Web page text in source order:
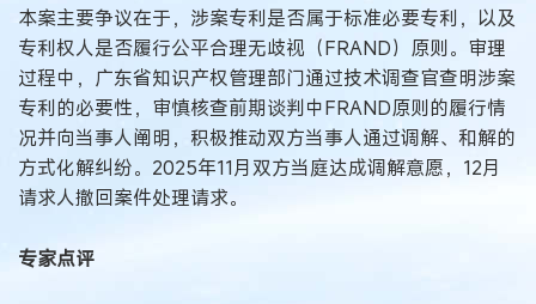
本案主要争议在于，涉案专利是否属于标准必要专利，以及
专利权人是否履行公平合理无歧视（FRAND）原则。审理
过程中，广东省知识产权管理部门通过技术调查官查明涉案
专利的必要性，审慎核查前期谈判中FRAND原则的履行情
况并向当事人阐明，积极推动双方当事人通过调解、和解的
方式化解纠纷。2025年11月双方当庭达成调解意愿，12月
请求人撤回案件处理请求。
专家点评